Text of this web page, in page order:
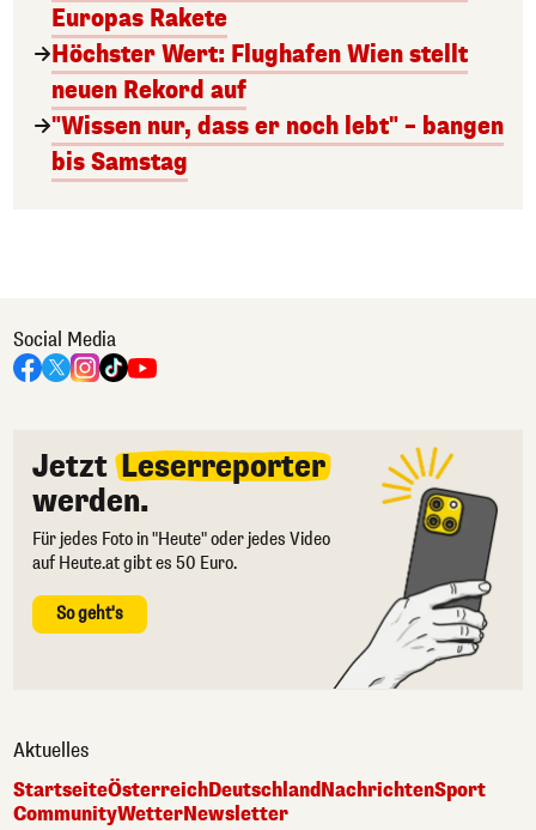
Europas Rakete
Höchster Wert: Flughafen Wien stellt
neuen Rekord auf
"Wissen nur, dass er noch lebt" – bangen
bis Samstag
Social Media
Jetzt Leserreporter
werden.
Für jedes Foto in "Heute" oder jedes Video
auf Heute.at gibt es 50 Euro.
So geht's
Aktuelles
StartseiteÖsterreichDeutschlandNachrichtenSport
CommunityWetterNewsletter